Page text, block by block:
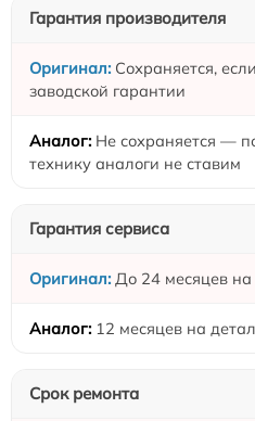
Гарантия производителя
Сохраняется,
заводской гарантии
Не сохраняется —
технику аналоги не ставим
Гарантия сервиса
До 24 месяцев на
12 месяцев на
Срок ремонта